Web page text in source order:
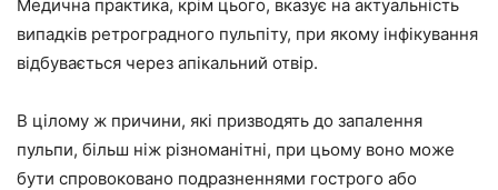
Медична практика, крім цього, вказує на актуальність
випадків ретроградного пульпіту, при якому інфікування
відбувається через апікальний отвір.
В цілому ж причини, які призводять до запалення
пульпи, більш ніж різноманітні, при цьому воно може
бути спровоковано подразненнями гострого або